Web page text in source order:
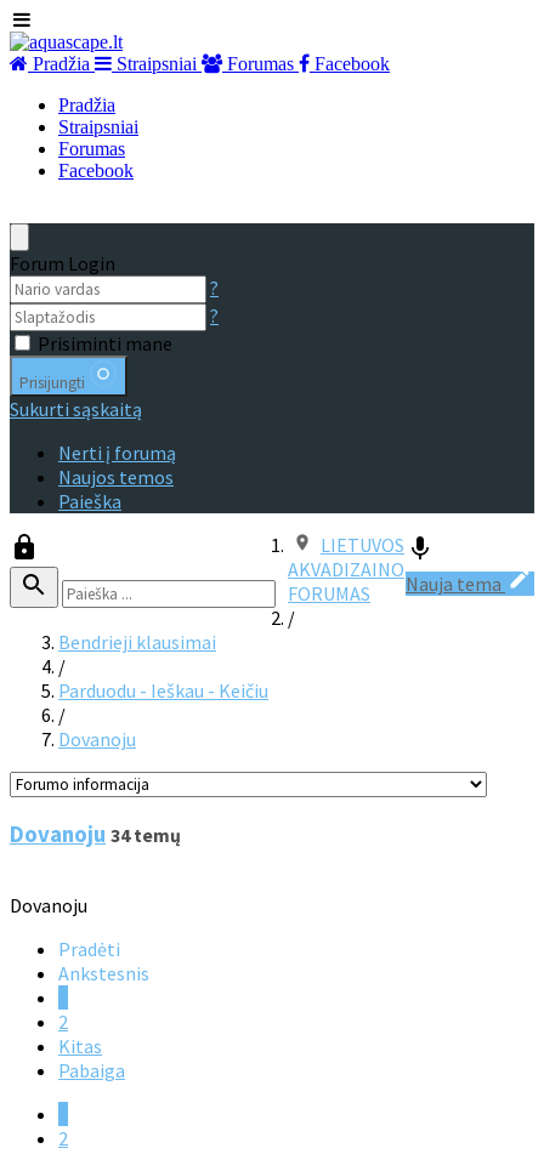
Pradžia Straipsniai Forumas
Facebook
Pradžia
Straipsniai
Forumas
Facebook
Forum Login
?
?
Prisiminti mane
Prisijungti
Sukurti sąskaitą
Nerti į forumą
Naujos temos
Paieška
Nauja tema
LIETUVOS
AKVADIZAINO
FORUMAS
/
Bendrieji klausimai
/
Parduodu - Ieškau - Keičiu
/
Dovanoju
Dovanoju 34 temų
Dovanoju
Pradėti
Ankstesnis
2
Kitas
Pabaiga
2